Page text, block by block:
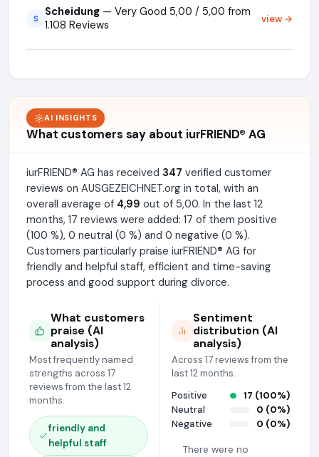
S Scheidung — Very Good 5,00 / 5,00 from
1.108 Reviews
view →
AI INSIGHTS
What customers say about iurFRIEND® AG
iurFRIEND® AG has received 347 verified customer
reviews on AUSGEZEICHNET.org in total, with an
overall average of 4,99 out of 5,00. In the last 12
months, 17 reviews were added: 17 of them positive
(100 %), 0 neutral (0 %) and 0 negative (0 %).
Customers particularly praise iurFRIEND® AG for
friendly and helpful staff, efficient and time-saving
process and good support during divorce.
What customers
praise (AI
analysis)
Most frequently named
strengths across 17
reviews from the last 12
months.
friendly and
helpful staff
Sentiment
distribution (AI
analysis)
Across 17 reviews from the
last 12 months.
Positive
17 (100%)
Neutral
0 (0%)
Negative
0 (0%)
There were no